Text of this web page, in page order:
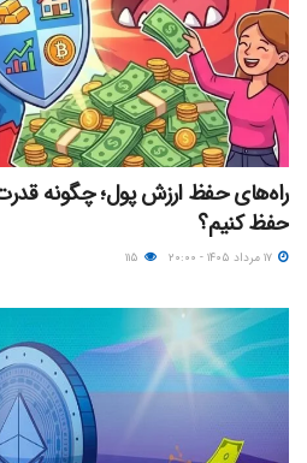
راه‌های حفظ ارزش پول؛ چگونه قدرت
حفظ کنیم؟